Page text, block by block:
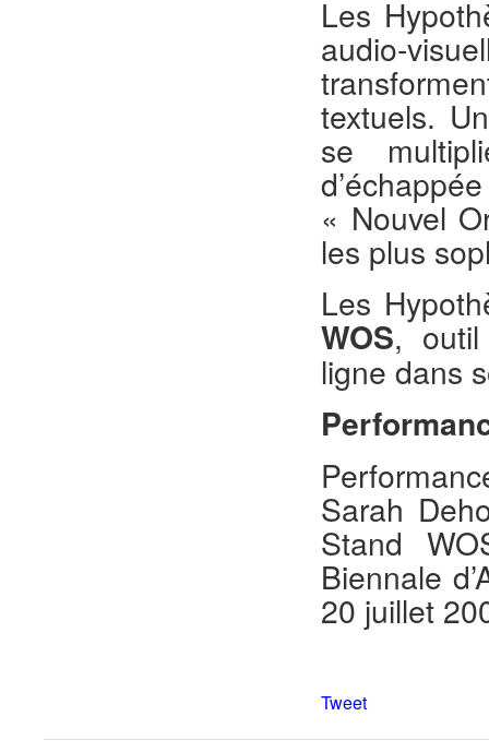
Les
audio-
textuels.
se
« Nouvel
les plus
Les
WOS,
ligne dans
Sarah
Stand
Biennale
20 juillet
Tweet